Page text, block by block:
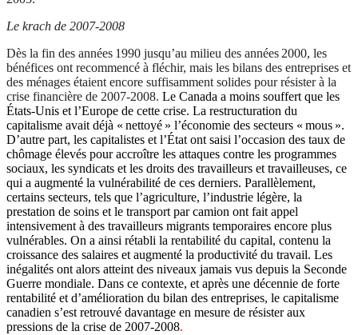
Le krach de 2007-2008
Dès la fin des années 1990 jusqu’au milieu des années 2000, les
bénéfices ont recommencé à fléchir, mais les bilans des entreprises et
des ménages étaient encore suffisamment solides pour résister à la
crise financière de 2007-2008. Le Canada a moins souffert que les
États-Unis et l’Europe de cette crise. La restructuration du
capitalisme avait déjà « nettoyé » l’économie des secteurs « mous ».
D’autre part, les capitalistes et l’État ont saisi l’occasion des taux de
chômage élevés pour accroître les attaques contre les programmes
sociaux, les syndicats et les droits des travailleurs et travailleuses, ce
qui a augmenté la vulnérabilité de ces derniers. Parallèlement,
certains secteurs, tels que l’agriculture, l’industrie légère, la
prestation de soins et le transport par camion ont fait appel
intensivement à des travailleurs migrants temporaires encore plus
vulnérables. On a ainsi rétabli la rentabilité du capital, contenu la
croissance des salaires et augmenté la productivité du travail. Les
inégalités ont alors atteint des niveaux jamais vus depuis la Seconde
Guerre mondiale. Dans ce contexte, et après une décennie de forte
rentabilité et d’amélioration du bilan des entreprises, le capitalisme
canadien s’est retrouvé davantage en mesure de résister aux
pressions de la crise de 2007-2008.